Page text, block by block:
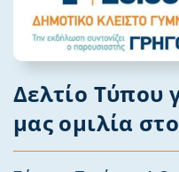
Δελτίο Τύπου
μας ομιλία